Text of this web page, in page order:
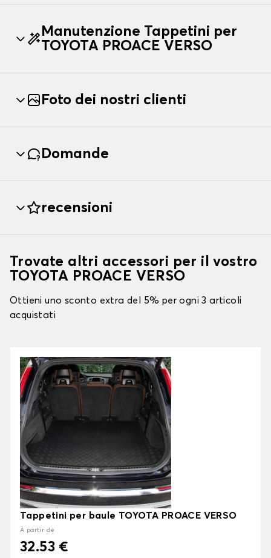
Manutenzione Tappetini per
TOYOTA PROACE VERSO
Foto dei nostri clienti
Domande
recensioni
Trovate altri accessori per il vostro
TOYOTA PROACE VERSO
Ottieni uno sconto extra del 5% per ogni 3 articoli
acquistati
Tappetini per baule TOYOTA PROACE VERSO
À partir de
32.53 €